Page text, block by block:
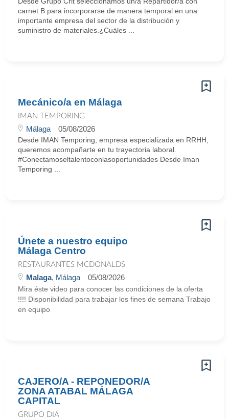
carnet B para incorporarse de manera temporal en una
importante empresa del sector de la distribución y
suministro de materiales.¿Cuáles ...
Mecánico/a en Málaga
IMAN TEMPORING
Málaga 05/08/2026
Desde IMAN Temporing, empresa especializada en RRHH,
queremos acompañarte en tu trayectoria laboral.
#Conectamoseltalentoconlasoportunidades Desde Iman
Temporing ...
Únete a nuestro equipo
Málaga Centro
RESTAURANTES MCDONALDS
Malaga, Málaga 05/08/2026
Mira éste video para conocer las condiciones de la oferta
!!!! Disponibilidad para trabajar los fines de semana Trabajo
en equipo
CAJERO/A - REPONEDOR/A
ZONA ATABAL MÁLAGA
CAPITAL
GRUPO DIA